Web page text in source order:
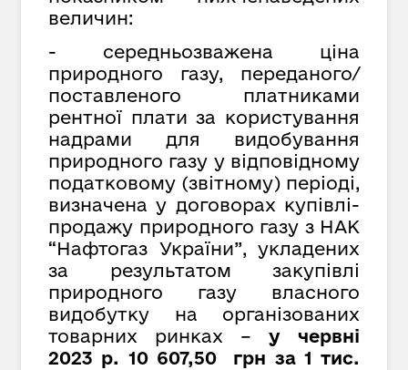
величин:
- середньозважена ціна
природного газу, переданого/
поставленого платниками
рентної плати за користування
надрами для видобування
природного газу у відповідному
податковому (звітному) періоді,
визначена у договорах купівлі-
продажу природного газу з НАК
“Нафтогаз України”, укладених
за результатом закупівлі
природного газу власного
видобутку на організованих
товарних ринках – у червні
2023 р. 10 607,50 грн за 1 тис.